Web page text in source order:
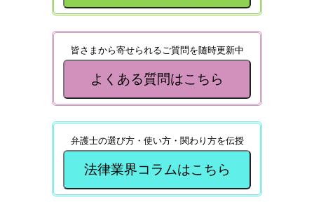
皆さまから寄せられるご質問を随時更新中
よくある質問はこちら
弁護士の選び方・使い方・関わり方を伝授
法律業界コラムはこちら